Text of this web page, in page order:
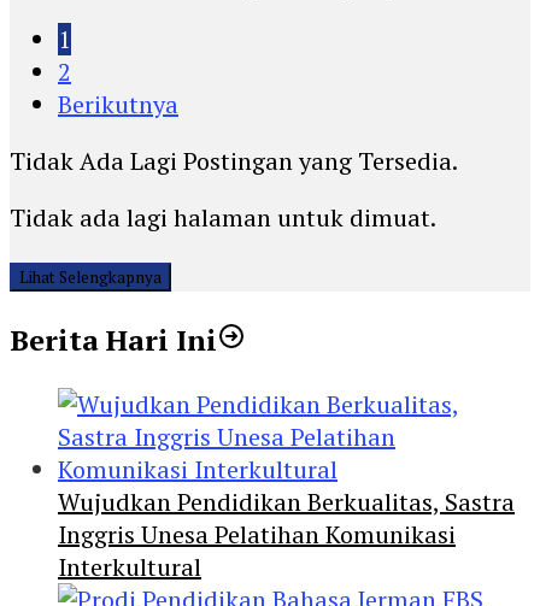
1
2
Berikutnya
Tidak Ada Lagi Postingan yang Tersedia.
Tidak ada lagi halaman untuk dimuat.
Lihat Selengkapnya
Berita Hari Ini
Wujudkan Pendidikan Berkualitas, Sastra
Inggris Unesa Pelatihan Komunikasi
Interkultural